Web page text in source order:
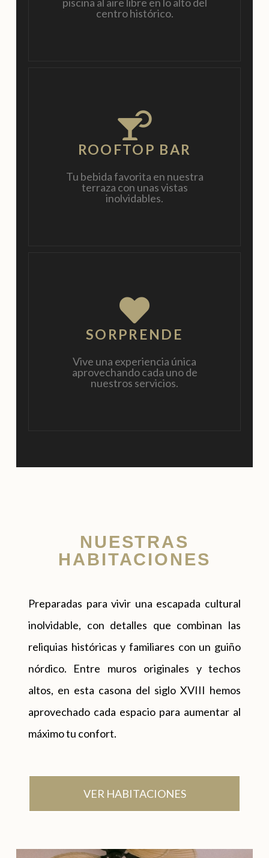
centro histórico.
ROOFTOP BAR
Tu bebida favorita en nuestra
terraza con unas vistas
inolvidables.
SORPRENDE
Vive una experiencia única
aprovechando cada uno de
nuestros servicios.
NUESTRAS
HABITACIONES
Preparadas para vivir una escapada cultural
inolvidable, con detalles que combinan las
reliquias históricas y familiares con un guiño
nórdico. Entre muros originales y techos
altos, en esta casona del siglo XVIII hemos
aprovechado cada espacio para aumentar al
máximo tu confort.
VER HABITACIONES